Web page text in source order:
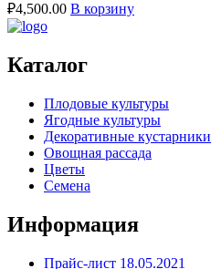
₽4,500.00 В корзину
Каталог
Плодовые культуры
Ягодные культуры
Декоративные кустарники
Овощная рассада
Цветы
Семена
Информация
Прайс-лист 18.05.2021